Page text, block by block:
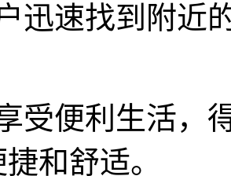
迅速找到附近
受便利生活，
和舒适。